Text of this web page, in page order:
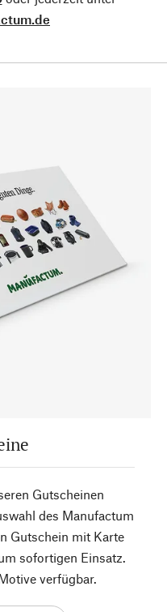
Gutscheinen
des Manufactum
Gutschein mit Karte
sofortigen Einsatz.
verfügbar.